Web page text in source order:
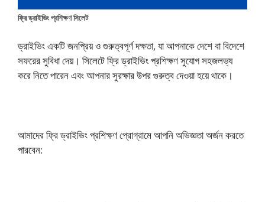
ফ্রি ড্রাইভিং প্রশিক্ষণ সিলেট
ড্রাইভিং একটি জনপ্রিয় ও গুরুত্বপূর্ণ দক্ষতা, যা আপনাকে দেশে বা বিদেশে
সফরের সুবিধা দেয়। সিলেটে ফ্রি ড্রাইভিং প্রশিক্ষণ সুযোগ সহজলভ্য
করে নিতে পারেন এবং আপনার সুরক্ষার উপর গুরুত্ব দেওয়া হয়ে থাকে।
আমাদের ফ্রি ড্রাইভিং প্রশিক্ষণ প্রোগ্রামে আপনি অভিজ্ঞতা অর্জন করতে
পারবেন: